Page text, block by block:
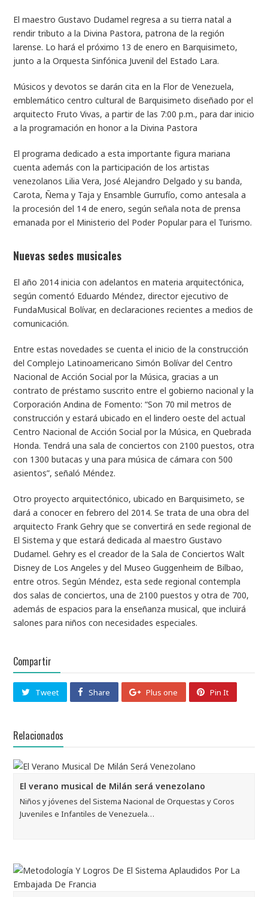
El maestro Gustavo Dudamel regresa a su tierra natal a
rendir tributo a la Divina Pastora, patrona de la región
larense. Lo hará el próximo 13 de enero en Barquisimeto,
junto a la Orquesta Sinfónica Juvenil del Estado Lara.
Músicos y devotos se darán cita en la Flor de Venezuela,
emblemático centro cultural de Barquisimeto diseñado por el
arquitecto Fruto Vivas, a partir de las 7:00 p.m., para dar inicio
a la programación en honor a la Divina Pastora
El programa dedicado a esta importante figura mariana
cuenta además con la participación de los artistas
venezolanos Lilia Vera, José Alejandro Delgado y su banda,
Carota, Ñema y Taja y Ensamble Gurrufío, como antesala a
la procesión del 14 de enero, según señala nota de prensa
emanada por el Ministerio del Poder Popular para el Turismo.
Nuevas sedes musicales
El año 2014 inicia con adelantos en materia arquitectónica,
según comentó Eduardo Méndez, director ejecutivo de
FundaMusical Bolívar, en declaraciones recientes a medios de
comunicación.
Entre estas novedades se cuenta el inicio de la construcción
del Complejo Latinoamericano Simón Bolívar del Centro
Nacional de Acción Social por la Música, gracias a un
contrato de préstamo suscrito entre el gobierno nacional y la
Corporación Andina de Fomento: “Son 70 mil metros de
construcción y estará ubicado en el lindero oeste del actual
Centro Nacional de Acción Social por la Música, en Quebrada
Honda. Tendrá una sala de conciertos con 2100 puestos, otra
con 1300 butacas y una para música de cámara con 500
asientos”, señaló Méndez.
Otro proyecto arquitectónico, ubicado en Barquisimeto, se
dará a conocer en febrero del 2014. Se trata de una obra del
arquitecto Frank Gehry que se convertirá en sede regional de
El Sistema y que estará dedicada al maestro Gustavo
Dudamel. Gehry es el creador de la Sala de Conciertos Walt
Disney de Los Angeles y del Museo Guggenheim de Bilbao,
entre otros. Según Méndez, esta sede regional contempla
dos salas de conciertos, una de 2100 puestos y otra de 700,
además de espacios para la enseñanza musical, que incluirá
salones para niños con necesidades especiales.
Compartir
Tweet Share Plus one Pin It
Relacionados
El verano musical de Milán será venezolano
Niños y jóvenes del Sistema Nacional de Orquestas y Coros
Juveniles e Infantiles de Venezuela…